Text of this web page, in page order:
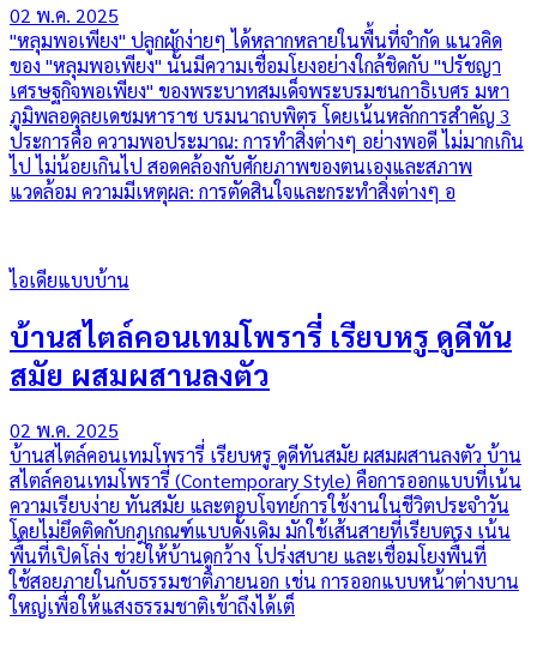
02 พ.ค. 2025
"หลุมพอเพียง" ปลูกผักง่ายๆ ได้หลากหลายในพื้นที่จำกัด แนวคิด
ของ "หลุมพอเพียง" นั้นมีความเชื่อมโยงอย่างใกล้ชิดกับ "ปรัชญา
เศรษฐกิจพอเพียง" ของพระบาทสมเด็จพระบรมชนกาธิเบศร มหา
ภูมิพลอดุลยเดชมหาราช บรมนาถบพิตร โดยเน้นหลักการสำคัญ 3
ประการคือ ความพอประมาณ: การทำสิ่งต่างๆ อย่างพอดี ไม่มากเกิน
ไป ไม่น้อยเกินไป สอดคล้องกับศักยภาพของตนเองและสภาพ
แวดล้อม ความมีเหตุผล: การตัดสินใจและกระทำสิ่งต่างๆ อ
ไอเดียแบบบ้าน
บ้านสไตล์คอนเทมโพรารี่ เรียบหรู ดูดีทัน
สมัย ผสมผสานลงตัว
02 พ.ค. 2025
บ้านสไตล์คอนเทมโพรารี่ เรียบหรู ดูดีทันสมัย ผสมผสานลงตัว บ้าน
สไตล์คอนเทมโพรารี่ (Contemporary Style) คือการออกแบบที่เน้น
ความเรียบง่าย ทันสมัย และตอบโจทย์การใช้งานในชีวิตประจำวัน
โดยไม่ยึดติดกับกฎเกณฑ์แบบดั้งเดิม มักใช้เส้นสายที่เรียบตรง เน้น
พื้นที่เปิดโล่ง ช่วยให้บ้านดูกว้าง โปร่งสบาย และเชื่อมโยงพื้นที่
ใช้สอยภายในกับธรรมชาติภายนอก เช่น การออกแบบหน้าต่างบาน
ใหญ่เพื่อให้แสงธรรมชาติเข้าถึงได้เต็